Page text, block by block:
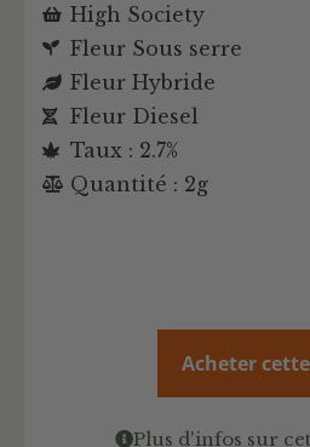
High Society
Fleur Sous serre
Fleur Hybride
Fleur Diesel
Taux : 2.7%
Quantité : 2g
Acheter
Plus d'infos sur